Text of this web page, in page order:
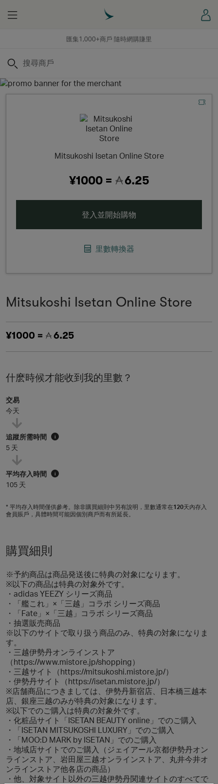
匯集1,000+商戶 隨時網購賺里
Menu
搜尋
Mitsukoshi Isetan Online Store
¥1000 = 6.25
登入並開始購物
里數轉換器
Mitsukoshi Isetan Online Store
¥1000 = 6.25
什麽時候才能收到我的里數？
交易
今天
追蹤所需時間 i
5 天
平均存入時間 i
105 天
* 平均存入時間僅供參考。除非購買細則中另有說明，里數通常在120天內存入
會員賬戶，具體時間可能因個別商戶而有所延長。
購買細則
※予約商品は商品発送後に特典の対象になります。
※以下の商品は特典の対象外です。
・adidas YEEZY シリーズ商品
・「艦これ」×「三越」コラボ シリーズ商品
・「Fate」×「三越」コラボ シリーズ商品
・抽選販売商品
※以下のサイトで取り扱う商品のみ、特典の対象になりま
す。
・三越伊勢丹オンラインストア
（https://www.mistore.jp/shopping）
・三越サイト（https://mitsukoshi.mistore.jp/）
・伊勢丹サイト（https://isetan.mistore.jp/）
※店舗商品につきましては、伊勢丹新宿店、日本橋三越本
店、銀座三越のみが特典の対象になります。
※以下でのご購入は特典の対象外です。
・化粧品サイト「ISETAN BEAUTY online」でのご購入
・「ISETAN MITSUKOSHI LUXURY」でのご購入
・「MOO:D MARK by ISETAN」でのご購入
・地域店サイトでのご購入（ジェイアール京都伊勢丹オン
ラインストア、岩田屋三越オンラインストア、丸井今井オ
ンラインストア他各店の商品）
・他、対象サイト以外の三越伊勢丹関連サイトのすべてで